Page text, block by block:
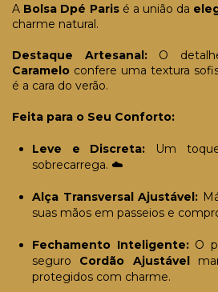
A Bolsa Dpé Parisé a união da
charme natural.
Destaque Artesanal:O
Caramelo confere uma textura
é a cara do verão.
Feita para o Seu Conforto:
Leve e Discreta: Um
sobrecarrega. ☁️
Alça Transversal Ajustável:
suas mãos em passeios e
Fechamento Inteligente:O
seguro Cordão Ajustável
protegidos com charme.